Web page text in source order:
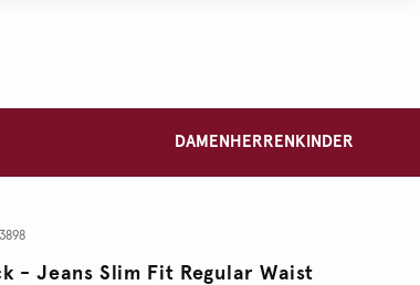
DAMEN HERREN KINDER
- Jeans Slim Fit Regular Waist